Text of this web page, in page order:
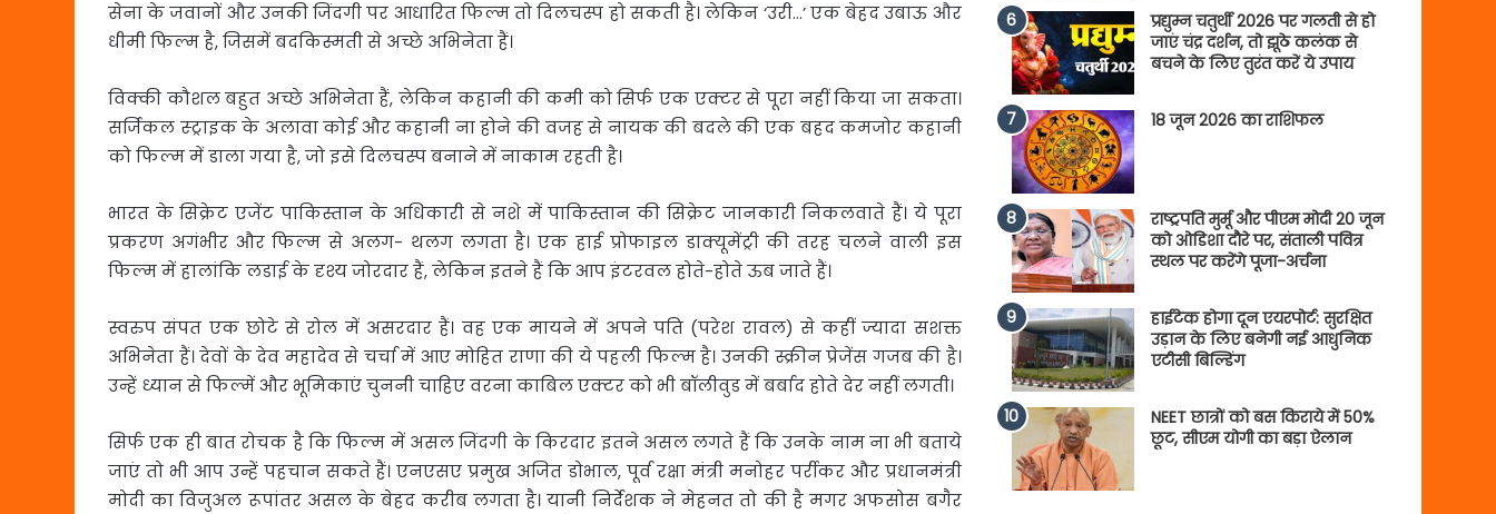
सेना के जवानों और उनकी जिंदगी पर आधारित फिल्म तो दिलचस्प हो सकती है। लेकिन ‘उरी…’ एक बेहद उबाऊ और
धीमी फिल्म है, जिसमें बदकिस्मती से अच्छे अभिनेता हैं।
विक्की कौशल बहुत अच्छे अभिनेता हैं, लेकिन कहानी की कमी को सिर्फ एक एक्टर से पूरा नहीं किया जा सकता।
सर्जिकल स्ट्राइक के अलावा कोई और कहानी ना होने की वजह से नायक की बदले की एक बहद कमजोर कहानी
को फिल्म में डाला गया है, जो इसे दिलचस्प बनाने में नाकाम रहती है।
भारत के सिक्रेट एजेंट पाकिस्तान के अधिकारी से नशे में पाकिस्तान की सिक्रेट जानकारी निकलवाते हैं। ये पूरा
प्रकरण अगंभीर और फिल्म से अलग- थलग लगता है। एक हाई प्रोफाइल डाक्यूमेंट्री की तरह चलने वाली इस
फिल्म में हालांकि लडाई के दृश्य जोरदार हैं, लेकिन इतने हैं कि आप इंटरवल होते-होते ऊब जाते हैं।
स्वरुप संपत एक छोटे से रोल में असरदार हैं। वह एक मायने में अपने पति (परेश रावल) से कहीं ज्यादा सशक्त
अभिनेता हैं। देवों के देव महादेव से चर्चा में आए मोहित राणा की ये पहली फिल्म है। उनकी स्क्रीन प्रेजेंस गजब की है।
उन्हें ध्यान से फिल्में और भूमिकाएं चुननी चाहिए वरना काबिल एक्टर को भी बॉलीवुड में बर्बाद होते देर नहीं लगती।
सिर्फ एक ही बात रोचक है कि फिल्म में असल जिंदगी के किरदार इतने असल लगते हैं कि उनके नाम ना भी बताये
जाएं तो भी आप उन्हें पहचान सकते हैं। एनएसए प्रमुख अजित डोभाल, पूर्व रक्षा मंत्री मनोहर पर्रीकर और प्रधानमंत्री
मोदी का विजुअल रूपांतर असल के बेहद करीब लगता है। यानी निर्देशक ने मेहनत तो की है मगर अफसोस बगैर
प्रद्युम्न चतुर्थी 2026 पर गलती से हो
जाएं चंद्र दर्शन, तो झूठे कलंक से
बचने के लिए तुरंत करें ये उपाय
18 जून 2026 का राशिफल
राष्ट्रपति मुर्मू और पीएम मोदी 20 जून
को ओडिशा दौरे पर, संताली पवित्र
स्थल पर करेंगे पूजा-अर्चना
हाईटेक होगा दून एयरपोर्ट: सुरक्षित
उड़ान के लिए बनेगी नई आधुनिक
एटीसी बिल्डिंग
NEET छात्रों को बस किराये में 50%
छूट, सीएम योगी का बड़ा ऐलान